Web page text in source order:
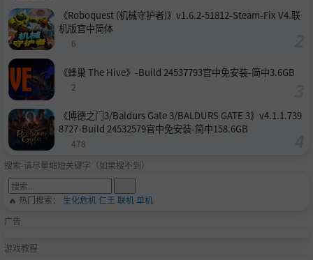
《Roboquest (机械守护者)》v1.6.2-51812-Steam-Fix V4.联
机版官中简体
6
《蜂巢 The Hive》-Build 24537793官中免安装-简中3.6GB
2
《博德之门3/Baldurs Gate 3/BALDURS GATE 3》v4.1.1.739
8727-Build 24532579官中免安装-简中158.6GB
478
搜索-请尽量缩短关键字（如果搜不到）
🔥 热门搜索： 生化危机仁王 联机单机
广告
游戏教程